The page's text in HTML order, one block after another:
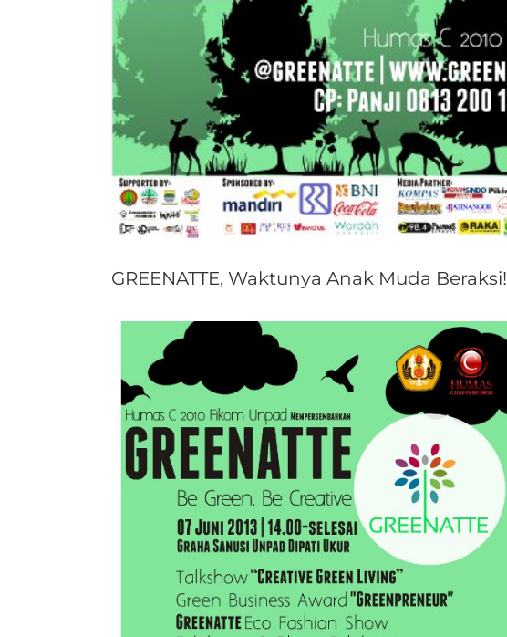
GREENATTE, Waktunya Anak Muda Beraksi!